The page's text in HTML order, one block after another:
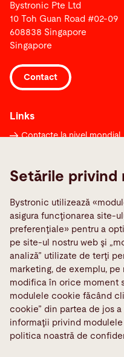
Bystronic Pte Ltd
10 Toh Guan Road #02-09
608838 Singapore
Singapore
Contact
Links
Contacte la nivel mondial
Media Center
TeamViewer
Social Media
Amprenta Certificate
Setările privind
Bystronic utilizează
asigura funcţionarea site-
preferenţiale» pentru a
pe site-ul nostru web şi
analiză” utilizate de terţi
marketing, de exemplu,
modifica în orice moment
modulele cookie făcând
cookie” din partea de jos
informaţii privind
politica noastră de